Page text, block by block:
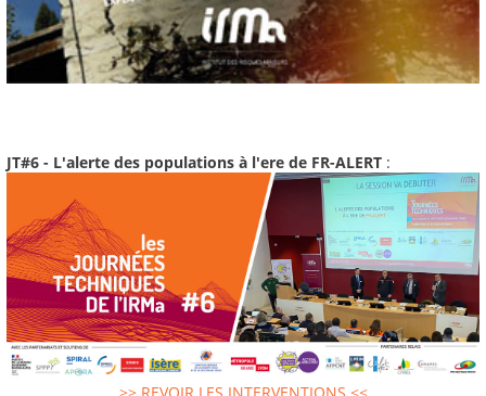
JT#6 - L'alerte des populations à l'ere de FR-ALERT :